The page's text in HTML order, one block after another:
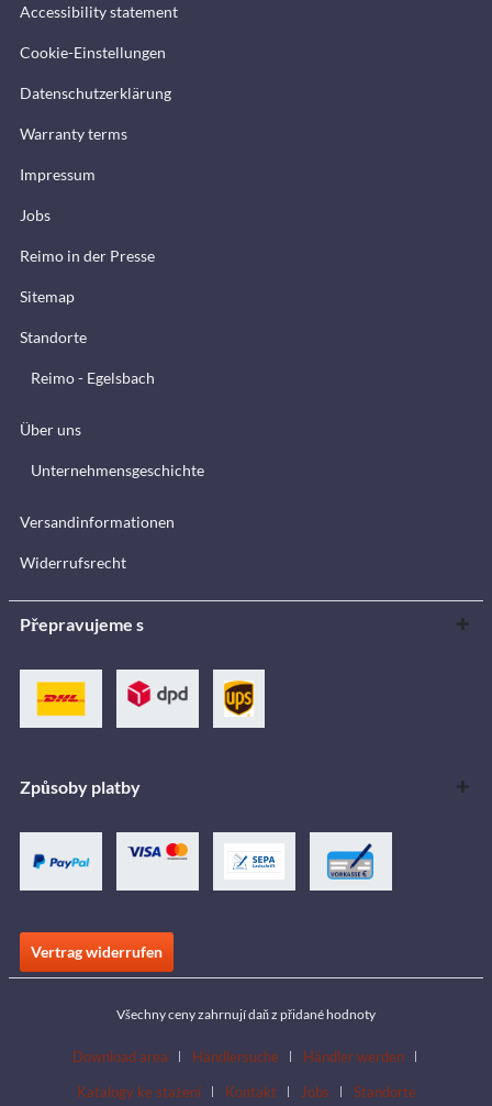
Accessibility statement
Cookie-Einstellungen
Datenschutzerklärung
Warranty terms
Impressum
Jobs
Reimo in der Presse
Sitemap
Standorte
Reimo - Egelsbach
Über uns
Unternehmensgeschichte
Versandinformationen
Widerrufsrecht
Přepravujeme s
Způsoby platby
Vertrag widerrufen
Všechny ceny zahrnují daň z přidané hodnoty
Download area Händlersuche
Händler werden
Katalogy ke stažení
Kontakt Jobs Standorte